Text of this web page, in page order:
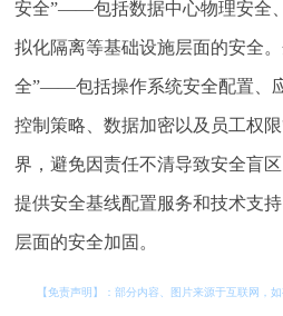
安全”——包括数据中心物理安全
拟化隔离等基础设施层面的安全
全”——包括操作系统安全配置、
控制策略、数据加密以及员工权
界，避免因责任不清导致安全盲
提供安全基线配置服务和技术支
层面的安全加固。
【免责声明】：部分内容、图片来源于互联网，